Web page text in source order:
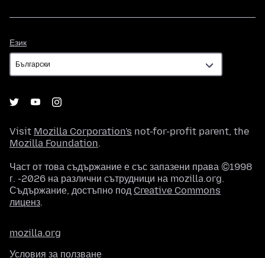
Език
Visit Mozilla Corporation's not-for-profit parent, the
Mozilla Foundation.
Част от това съдържание е със запазени права ©1998
г. -2026 на различни сътрудници на mozilla.org.
Съдържание, достъпно под Creative Commons
лиценз.
mozilla.org
Условия за ползване